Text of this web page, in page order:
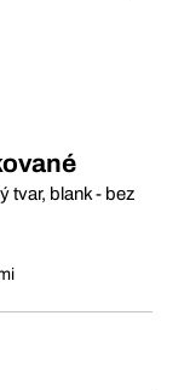
tvar, blank - bez